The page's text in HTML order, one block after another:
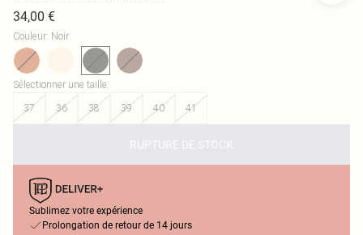
34,00 €
Couleur: Noir
Sélectionner une taille:
37
36 38 39 40 41
RUPTURE DE STOCK
Sublimez votre expérience
Prolongation de retour de 14 jours